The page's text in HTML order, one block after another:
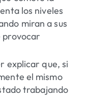
los niveles
miran a sus
provocar
explicar que, si
el mismo
trabajando